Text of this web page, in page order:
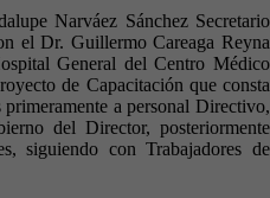
Narváez Sánchez Secretario
el Dr. Guillermo Careaga Reyna
General del Centro Médico
de Capacitación que consta
a personal Directivo,
del Director, posteriormente
siguiendo con Trabajadores de